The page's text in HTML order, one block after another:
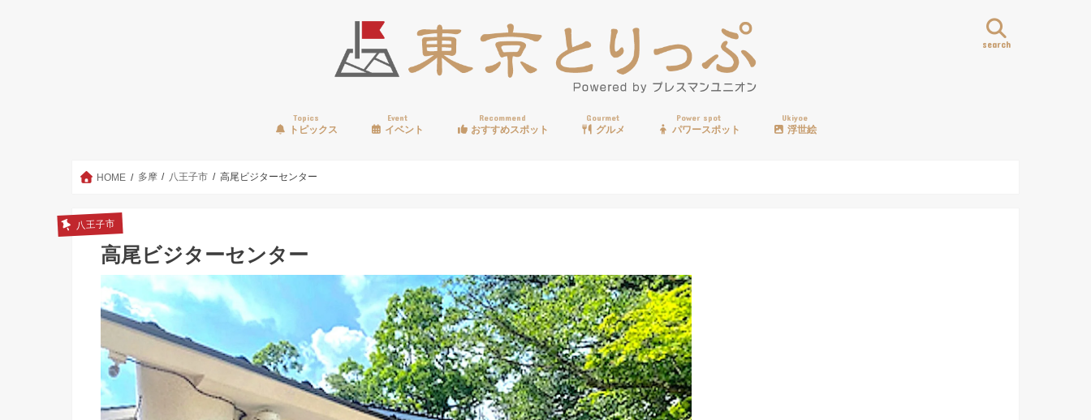
search
Topics
トピックス
Event
イベント
Recommend
おすすめスポット
Gourmet
グルメ
Power spot
パワースポット
Ukiyoe
浮世絵
HOME 多摩 八王子市 高尾ビジターセンター
八王子市
高尾ビジターセンター